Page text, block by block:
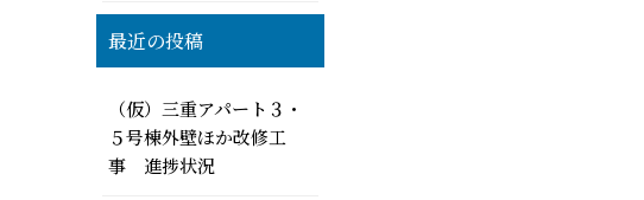
最近の投稿
（仮）三重アパート３・
５号棟外壁ほか改修工
事 進捗状況